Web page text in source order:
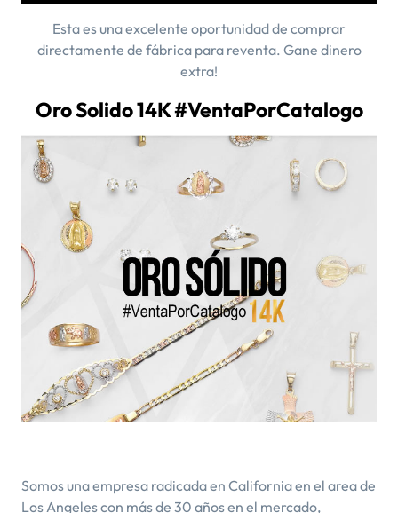
Esta es una excelente oportunidad de comprar
directamente de fábrica para reventa. Gane dinero
extra!
Oro Solido 14K #VentaPorCatalogo
Somos una empresa radicada en California en el area de
Los Angeles con más de 30 años en el mercado,